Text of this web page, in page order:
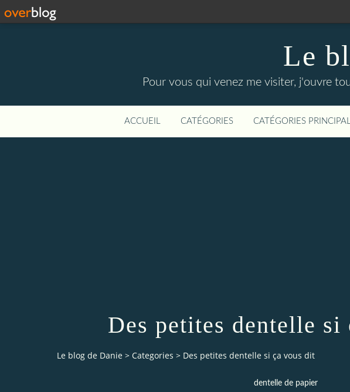
Le
Pour vous qui venez me visiter, j'ouvre
ACCUEIL CATÉGORIES CATÉGORIES
Des petites dentelle si
Le blog de Danie > Categories > Des petites dentelle si ça vous dit
dentelle de papier